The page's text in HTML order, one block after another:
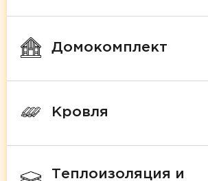
Домокомплект
Кровля
Теплоизоляция и